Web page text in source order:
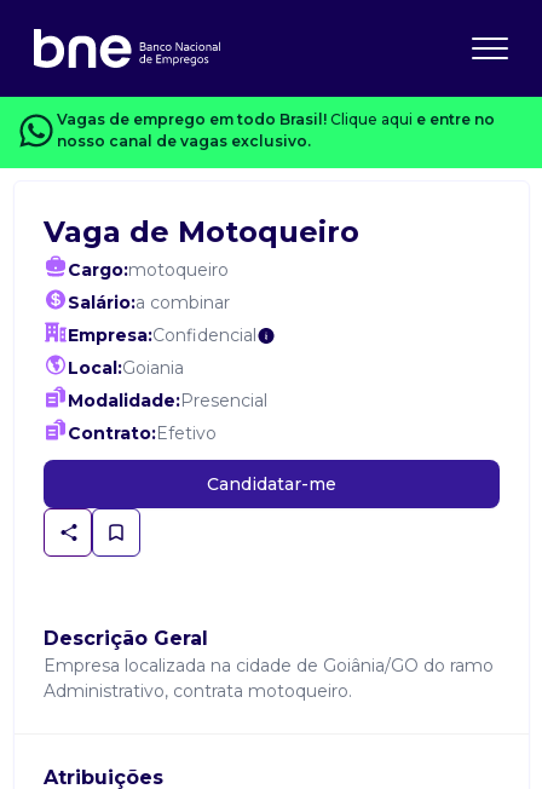
Vagas de emprego em todo Brasil! Clique aqui e entre no
nosso canal de vagas exclusivo.
Vaga de Motoqueiro
Cargo:motoqueiro
Salário:a combinar
Empresa:Confidencial
Local:Goiania
Modalidade:Presencial
Contrato:Efetivo
Candidatar-me
Descrição Geral
Empresa localizada na cidade de Goiânia/GO do ramo
Administrativo, contrata motoqueiro.
Atribuições